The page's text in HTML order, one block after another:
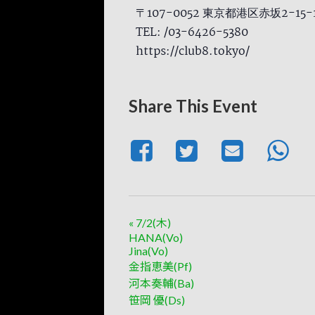
〒107-0052 東京都港区赤坂2-15-
TEL: /03-6426-5380
https://club8.tokyo/
Share This Event
« 7/2(木)
HANA(Vo)
Jina(Vo)
金指恵美(Pf)
河本奏輔(Ba)
笹岡 優(Ds)